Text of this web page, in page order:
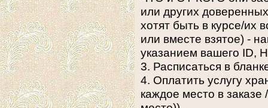
или других
хотят быть в курсе/их
или вместе взятое) -
указанием вашего ID,
3. Расписаться в
4. Оплатить услугу
каждое место в заказе